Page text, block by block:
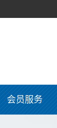
会员服务